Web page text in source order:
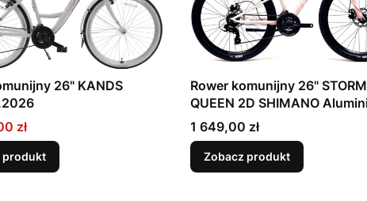
26" KANDS
zł
produkt
Rower komunijny 26" STORM
QUEEN 2D SHIMANO Aluminiowy
r.2026
Cena
1 649,00 zł
Zobacz produkt